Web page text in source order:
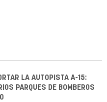
LA AUTOPISTA A-15:
PARQUES DE BOMBEROS